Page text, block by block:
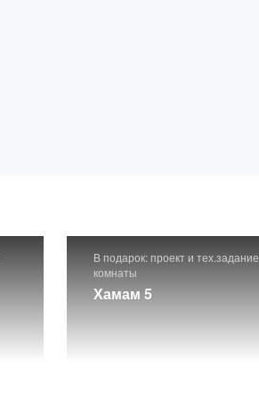
В подарок: проект и тех.задание
комнаты
Хамам 5